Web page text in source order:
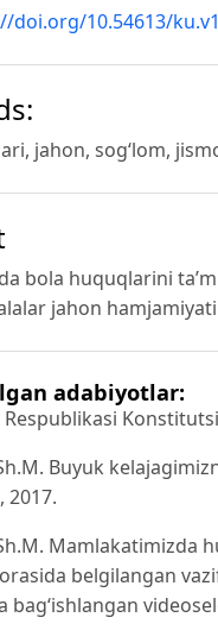
doi.org/10.54613/
jahon, sog‘lom,
bola huquqlarini
jahon
adabiyotlar:
Buyuk
2017.
Mamlakatimizda
belgilangan
bag‘ishlangan